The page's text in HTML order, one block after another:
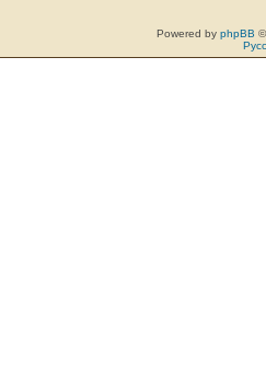
Powered by phpBB